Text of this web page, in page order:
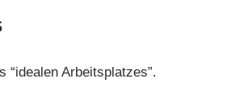
Arbeitsplatzes”.